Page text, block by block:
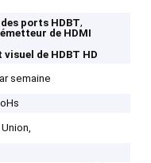
ports HDBT,
de HDMI
de HDBT HD
semaine